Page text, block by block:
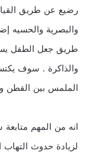
رضيع عن طريق
والبصرية والحسيه
طريق جعل الطفل
والذاكرة . سوف
الملمس بين القطن
انه من المهم